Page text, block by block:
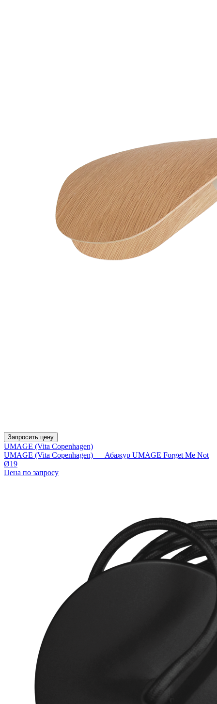
Запросить цену
UMAGE (Vita Copenhagen)
UMAGE (Vita Copenhagen) — Абажур UMAGE Forget Me Not
Ø19
Цена по запросу